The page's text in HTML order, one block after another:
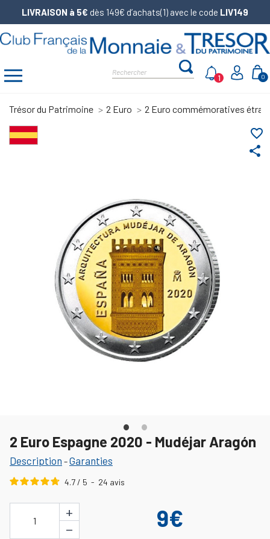
LIVRAISON à 5€ dès 149€ d’achats(1) avec le code LIV149
0
1
Trésor du Patrimoine 2 Euro 2 Euro commémoratives
share
favorite_border
2 Euro Espagne 2020 - Mudéjar Aragón
Description -Garanties
4.7/ 5 - 24 avis
1
+
−
9€